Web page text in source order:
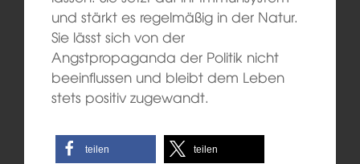
und stärkt es regelmäßig in der Natur.
Sie lässt sich von der
Angstpropaganda der Politik nicht
beeinflussen und bleibt dem Leben
stets positiv zugewandt.
teilen teilen